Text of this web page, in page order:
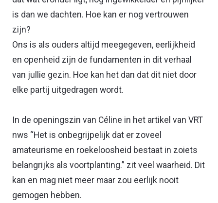
is dan we dachten. Hoe kan er nog vertrouwen
zijn?
Ons is als ouders altijd meegegeven, eerlijkheid
en openheid zijn de fundamenten in dit verhaal
van jullie gezin. Hoe kan het dan dat dit niet door
elke partij uitgedragen wordt.
In de openingszin van Céline in het artikel van VRT
nws “Het is onbegrijpelijk dat er zoveel
amateurisme en roekeloosheid bestaat in zoiets
belangrijks als voortplanting.” zit veel waarheid. Dit
kan en mag niet meer maar zou eerlijk nooit
gemogen hebben.